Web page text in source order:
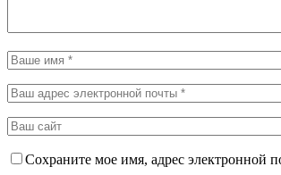
Сохраните мое имя, адрес электронной